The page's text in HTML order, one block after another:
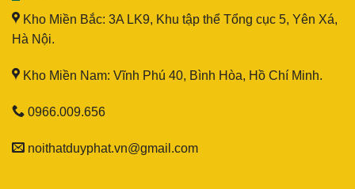
Kho Miền Bắc: 3A LK9, Khu tập thể Tổng cục 5, Yên Xá,
Hà Nội.
Kho Miền Nam: Vĩnh Phú 40, Bình Hòa, Hồ Chí Minh.
0966.009.656
noithatduyphat.vn@gmail.com